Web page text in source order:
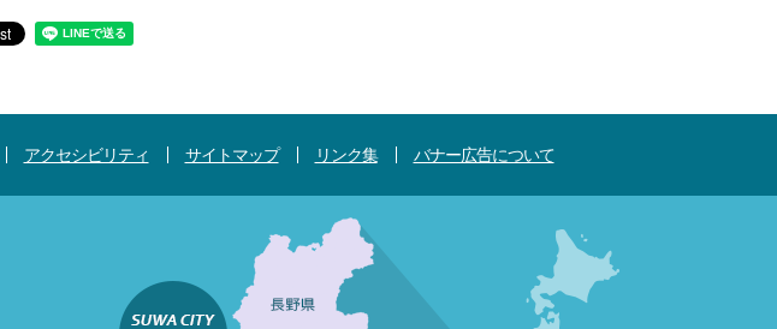
アクセシビリティ サイトマップ リンク集 バナー広告について